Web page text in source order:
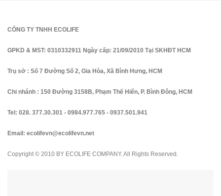
CÔNG TY TNHH ECOLIFE
GPKD & MST: 0310332911 Ngày cấp: 21/09/2010 Tại SKHĐT HCM
Trụ sở : Số 7 Đường Số 2, Gia Hòa, Xã Bình Hưng, HCM
Chi nhánh : 150 Đường 3158B, Phạm Thế Hiển, P. Bình Đông, HCM
Tel: 028. 377.30.301 - 0984.977.765 - 0937.501.941
Email: ecolifevn@ecolifevn.net
Copyright © 2010 BY ECOLIFE COMPANY. All Rights Reserved.